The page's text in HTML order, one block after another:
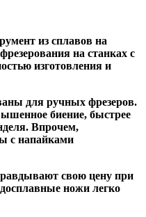
из сплавов на
на станках с
изготовления и
для ручных фрезеров.
биение, быстрее
Впрочем,
с напайками
свою цену при
ножи легко